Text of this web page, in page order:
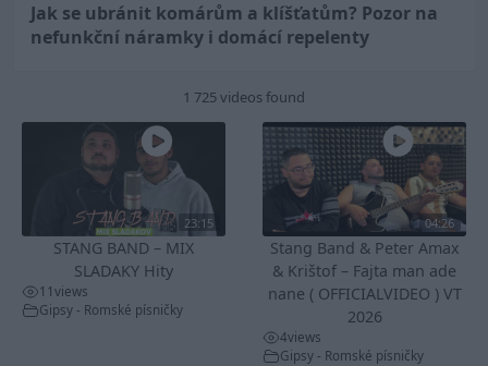
Jak se ubránit komárům a klíšťatům? Pozor na
nefunkční náramky i domácí repelenty
1 725 videos found
23:15
STANG BAND – MIX
SLADAKY Hity
11views
Gipsy - Romské písničky
04:26
Stang Band & Peter Amax
& Krištof – Fajta man ade
nane ( OFFICIALVIDEO ) VT
2026
4views
Gipsy - Romské písničky